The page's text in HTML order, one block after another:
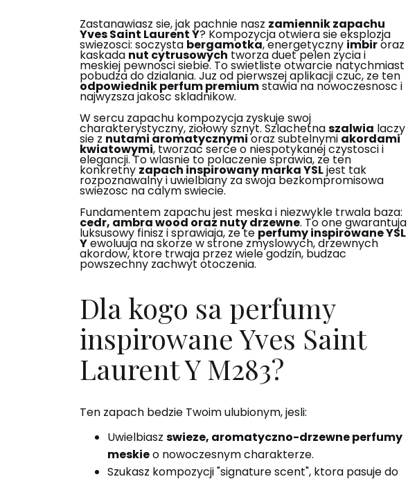
Zastanawiasz sie, jak pachnie nasz zamiennik zapachu
Yves Saint Laurent Y? Kompozycja otwiera sie eksplozja
swiezosci: soczysta bergamotka, energetyczny imbiroraz
kaskada nut cytrusowych tworza duet pelen zycia i
meskiej pewnosci siebie. To swietliste otwarcie natychmiast
pobudza do dzialania. Juz od pierwszej aplikacji czuc, ze ten
odpowiednik perfum premiumstawia na nowoczesnosc i
najwyzsza jakosc skladnikow.
W sercu zapachu kompozycja zyskuje swoj
charakterystyczny, ziołowy sznyt. Szlachetnaszalwia laczy
sie z nutami aromatycznymioraz subtelnymi akordami
kwiatowymi, tworzac serce o niespotykanej czystosci i
elegancji. To wlasnie to polaczenie sprawia, ze ten
konkretny zapach inspirowany marka YSLjest tak
rozpoznawalny i uwielbiany za swoja bezkompromisowa
swiezosc na calym swiecie.
Fundamentem zapachu jest meska i niezwykle trwala baza:
cedr, ambra wood oraz nuty drzewne. To one gwarantuja
luksusowy finisz i sprawiaja, ze te perfumy inspirowane YSL
Yewoluuja na skorze w strone zmyslowych, drzewnych
akordow, ktore trwaja przez wiele godzin, budzac
powszechny zachwyt otoczenia.
Dla kogo sa perfumy
inspirowane Yves Saint
Laurent Y M283?
Ten zapach bedzie Twoim ulubionym, jesli:
Uwielbiasz swieze, aromatyczno-drzewne perfumy
meskieo nowoczesnym charakterze.
Szukasz kompozycji "signature scent", ktora pasuje do